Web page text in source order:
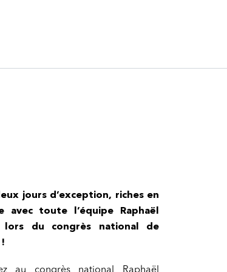
jours d’exception, riches en
avec toute l’équipe Raphaël
lors du congrès national de
!